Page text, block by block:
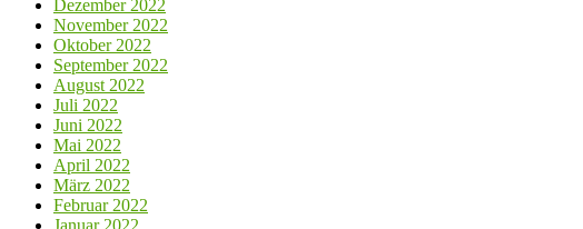
Dezember 2022
November 2022
Oktober 2022
September 2022
August 2022
Juli 2022
Juni 2022
Mai 2022
April 2022
März 2022
Februar 2022